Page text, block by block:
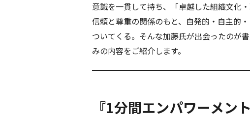
意識を一貫して持ち、「卓越した組織文化
信頼と尊重の関係のもと、自発的・自主的
ついてくる。そんな加藤氏が出会ったのが
みの内容をご紹介します。
『1分間エンパワーメン